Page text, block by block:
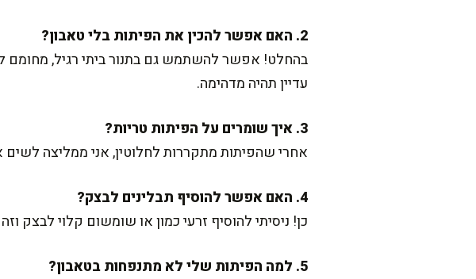
2. האם אפשר להכין את הפיתות בלי טאבון?
עדיין תהיה מדהימה.
3. איך שומרים על הפיתות טריות?
אחרי שהפיתות מתקררות לחלוטין, אני ממליצה
4. האם אפשר להוסיף תבלינים לבצק?
כן! ניסיתי להוסיף זרעי כמון או שומשום קלוי לבצק
5. למה הפיתות שלי לא מתנפחות בטאבון?